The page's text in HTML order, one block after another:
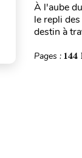
À l'aube
le repli
destin à
Pages : 144